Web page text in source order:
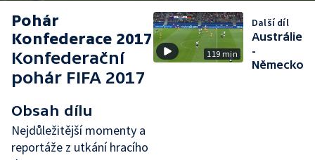
Pohár
Konfederace 2017
Konfederační
pohár FIFA 2017
Obsah dílu
Nejdůležitější momenty a
reportáže z utkání hracího
119 min
Další díl
Austrálie
-
Německo